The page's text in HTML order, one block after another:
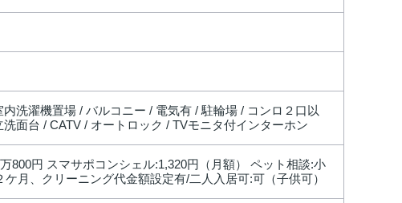
洗濯機置場 / バルコニー / 電気有 / 駐輪場 / コンロ２口以
面台 / CATV / オートロック / TVモニタ付インターホン
800円 スマサポコンシェル:1,320円（月額） ペット相談:小
月、クリーニング代金額設定有/二人入居可:可（子供可）